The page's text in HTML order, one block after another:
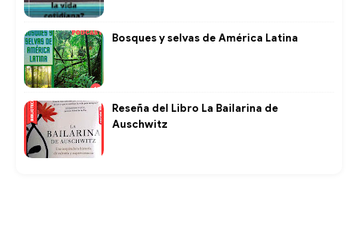
Bosques y selvas de América Latina
Reseña del Libro La Bailarina de
Auschwitz